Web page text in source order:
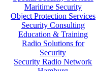
Maritime Security
Object Protection Services
Security Consulting
Education & Training
Radio Solutions for
Security
Security Radio Network